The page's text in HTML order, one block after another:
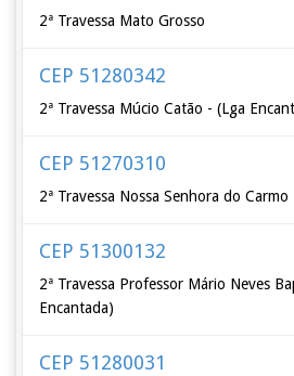
2ª Travessa Mato Grosso
CEP 51280342
2ª Travessa Múcio Catão - (Lga
CEP 51270310
2ª Travessa Nossa Senhora do Carmo
CEP 51300132
2ª Travessa Professor Mário Neves
Encantada)
CEP 51280031